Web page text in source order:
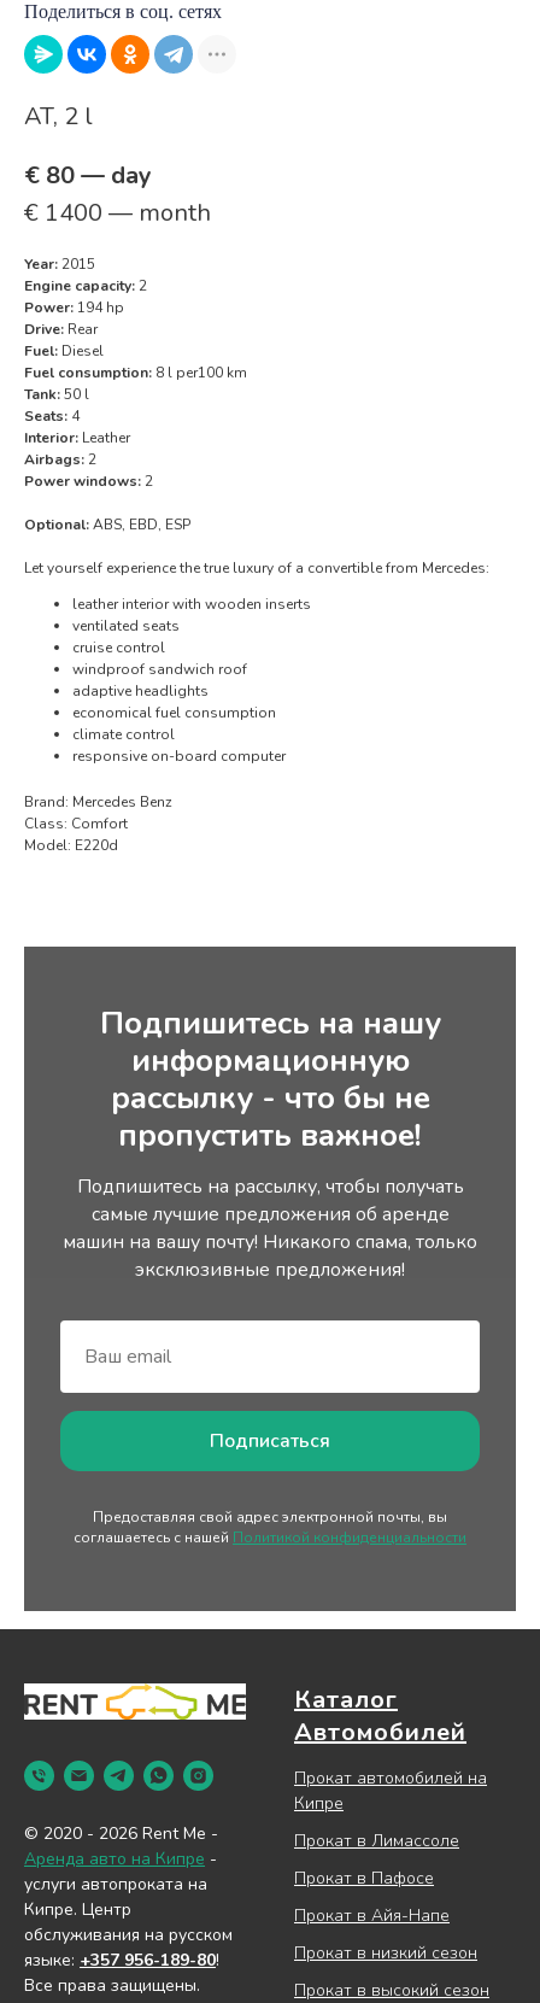
Поделиться в соц. сетях
AT, 2 l
€ 80 — day
€ 1400 — month
Year:2015
Engine capacity:2
Power: 194 hp
Drive: Rear
Fuel: Diesel
Fuel consumption: 8 l per100 km
Tank:50 l
Seats: 4
Interior: Leather
Airbags:2
Power windows:2
Optional:ABS, EBD, ESP
Let yourself experience the true luxury of a convertible from Mercedes:
leather interior with wooden inserts
ventilated seats
cruise control
windproof sandwich roof
adaptive headlights
economical fuel consumption
climate control
responsive on-board computer
Brand: Mercedes Benz
Class: Comfort
Model: E220d
Подпишитесь на нашу
информационную
рассылку - что бы не
пропустить важное!
Подпишитесь на рассылку, чтобы получать
самые лучшие предложения об аренде
машин на вашу почту! Никакого спама, только
эксклюзивные предложения!
Подписаться
Предоставляя свой адрес электронной почты, вы
соглашаетесь с нашей Политикой конфиденциальности
© 2020 - 2026 Rent Me -
Аренда авто на Кипре -
услуги автопроката на
Кипре. Центр
обслуживания на русском
языке: +357 956-189-80!
Все права защищены.
Каталог
Автомобилей
Прокат автомобилей на
Кипре
Прокат в Лимассоле
Прокат в Пафосе
Прокат в Айя-Напе
Прокат в низкий сезон
Прокат в высокий сезон